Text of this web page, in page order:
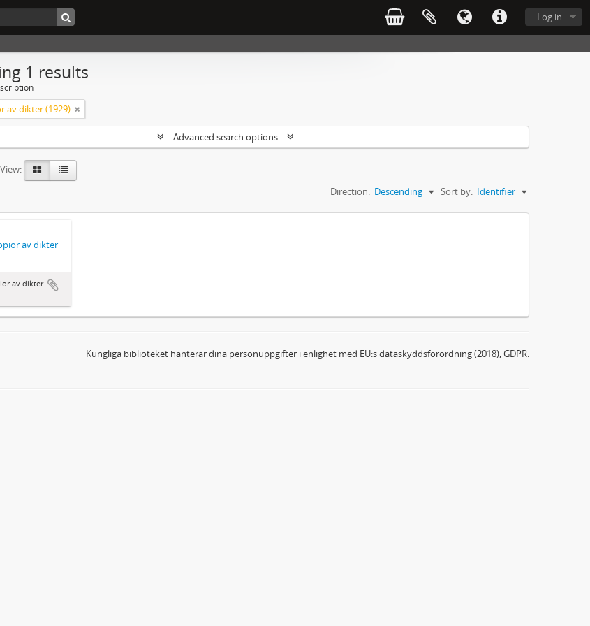
Log in
1 results
av dikter (1929)
Advanced search options
View:
Sort by: Identifier
Direction: Descending
av dikter
av dikter
Kungliga biblioteket hanterar dina personuppgifter i enlighet med EU:s dataskyddsförordning (2018), GDPR.